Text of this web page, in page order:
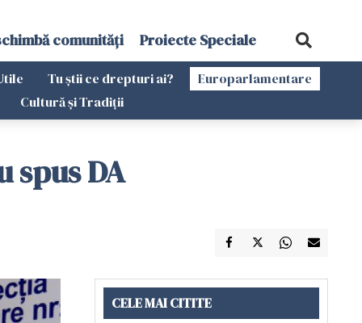
comunități Proiecte Speciale
Tu știi ce drepturi ai?
Europarlamentare
Cultură și Tradiții
spus DA
CELE MAI CITITE